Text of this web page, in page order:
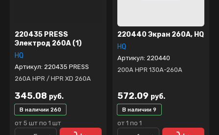
220435 PRESS
Электрод 260А (1)
HQ
Артикул: 220435 PRESS
260А HPR / HPR XD 260A
В наличии 260
345.08 руб.
от 5 шт по 1 шт
220440 Экран 260А, HQ
HQ
Артикул: 220440
200А HPR 130A-260A
В наличии 9
572.09 руб.
от 1 по 1